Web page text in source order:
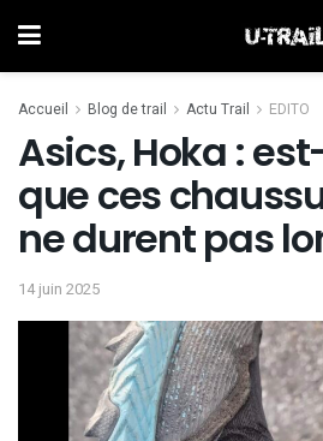
Accueil Blog de trail Actu Trail EDITO
Asics, Hoka :
que ces
ne durent pas
14 juin 2025